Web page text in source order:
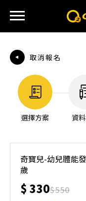
取消報名
選擇方案 資
奇寶兒-幼兒體能
歲
$ 330$550